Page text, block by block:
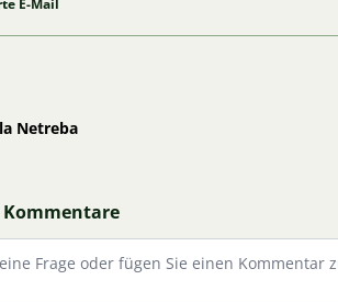
E-Mail
Netreba
Kommentare